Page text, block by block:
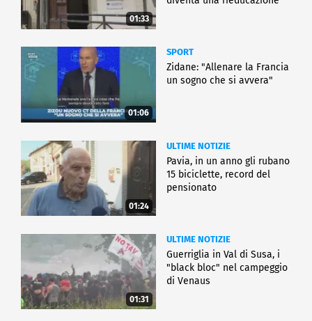
01:33
01:06
SPORT
Zidane: "Allenare la Francia
un sogno che si avvera"
01:24
ULTIME NOTIZIE
Pavia, in un anno gli rubano
15 biciclette, record del
pensionato
01:31
ULTIME NOTIZIE
Guerriglia in Val di Susa, i
"black bloc" nel campeggio
di Venaus